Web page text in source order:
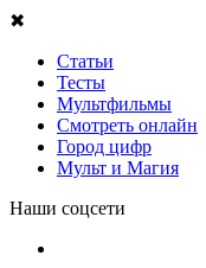
✖
Статьи
Тесты
Мультфильмы
Смотреть онлайн
Город цифр
Мульт и Магия
Наши соцсети